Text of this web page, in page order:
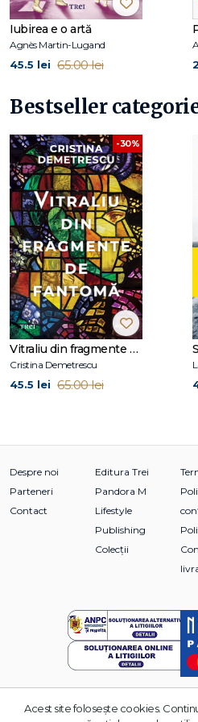
Iubirea e o artă
Agnès Martin-Lugand
45.5 lei 65.00 lei
Bestseller
-30%
Vitraliu din fragmente de fantomă
Cristina Demetrescu
45.5 lei 65.00 lei
Despre noi
Parteneri
Contact
Editura Trei
Pandora M
Lifestyle
Publishing
Colecții
© 2026 Grupul Editorial TREI.
Acest site foloseşte cookies.